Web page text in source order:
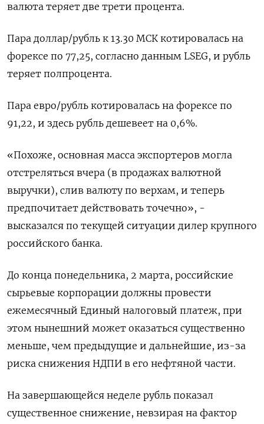
‌валюта теряет две трети процента.
Пара доллар/рубль к 13.30 МСК ‌котировалась на
форексе по 77,25, согласно данным LSEG, и рубль
теряет полпроцента.
Пара евро/рубль котировалась на форексе по
91,22, и здесь рубль ​дешевеет на 0,6%.
«Похоже, основная масса экспортеров могла
отстреляться вчера (в продажах валютной
выручки), слив валюту по верхам, и ‌теперь
предпочитает действовать точечно», -
высказался по текущей ситуации дилер крупного
российского банка.
До конца понедельника, 2 марта, российские
сырьевые корпорации должны ​провести
ежемесячный Единый налоговый платеж, при
этом нынешний может оказаться существенно
меньше, чем предыдущие и дальнейшие, из-за
риска снижения НДПИ ‌в его нефтяной части.
На завершающейся неделе рубль показал
существенное снижение, невзирая на фактор